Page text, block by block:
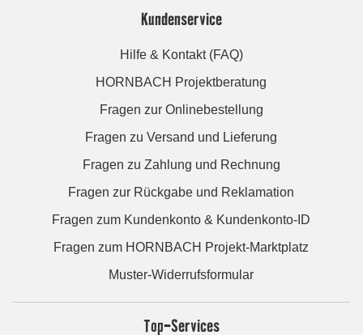
Kundenservice
Hilfe & Kontakt (FAQ)
HORNBACH Projektberatung
Fragen zur Onlinebestellung
Fragen zu Versand und Lieferung
Fragen zu Zahlung und Rechnung
Fragen zur Rückgabe und Reklamation
Fragen zum Kundenkonto & Kundenkonto-ID
Fragen zum HORNBACH Projekt-Marktplatz
Muster-Widerrufsformular
Top-Services